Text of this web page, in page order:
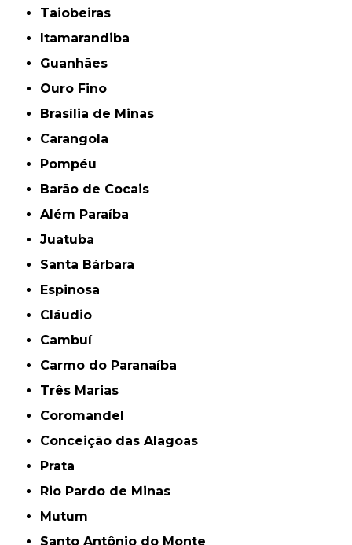
Taiobeiras
Itamarandiba
Guanhães
Ouro Fino
Brasília de Minas
Carangola
Pompéu
Barão de Cocais
Além Paraíba
Juatuba
Santa Bárbara
Espinosa
Cláudio
Cambuí
Carmo do Paranaíba
Três Marias
Coromandel
Conceição das Alagoas
Prata
Rio Pardo de Minas
Mutum
Santo Antônio do Monte